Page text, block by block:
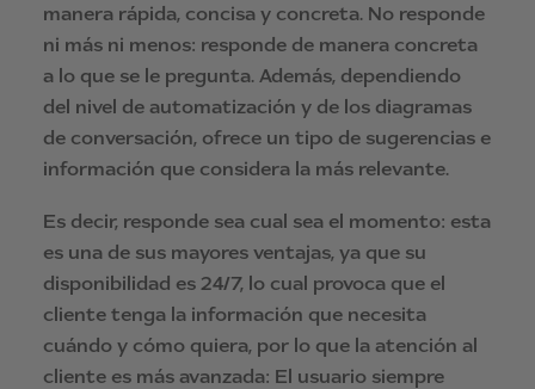
manera rápida, concisa y concreta. No responde
ni más ni menos: responde de manera concreta
a lo que se le pregunta. Además, dependiendo
del nivel de automatización y de los diagramas
de conversación, ofrece un tipo de sugerencias e
información que considera la más relevante.
Es decir, responde sea cual sea el momento: esta
es una de sus mayores ventajas, ya que su
disponibilidad es 24/7, lo cual provoca que el
cliente tenga la información que necesita
cuándo y cómo quiera, por lo que la atención al
cliente es más avanzada: El usuario siempre